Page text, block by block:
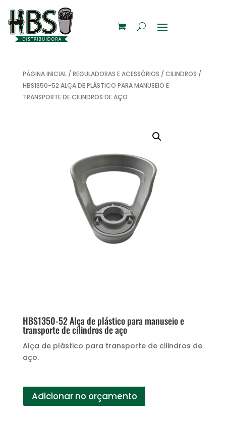
PÁGINA INICIAL/ REGULADORAS E ACESSÓRIOS / CILINDROS /
HBS1350-52 ALÇA DE PLÁSTICO PARA MANUSEIO E
TRANSPORTE DE CILINDROS DE AÇO
HBS1350-52 Alça de plástico para manuseio e
transporte de cilindros de aço
Alça de plástico para transporte de cilindros de
aço.
Adicionar no orçamento